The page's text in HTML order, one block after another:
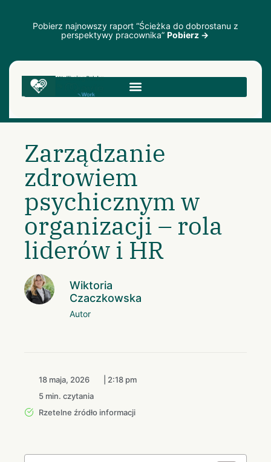
Pobierz najnowszy raport “Ścieżka do dobrostanu z
perspektywy pracownika” Pobierz →
Zarządzanie
zdrowiem
psychicznym w
organizacji – rola
liderów i HR
Wiktoria
Czaczkowska
Autor
18 maja, 2026
2:18 pm
5 min. czytania
Rzetelne źródło informacji